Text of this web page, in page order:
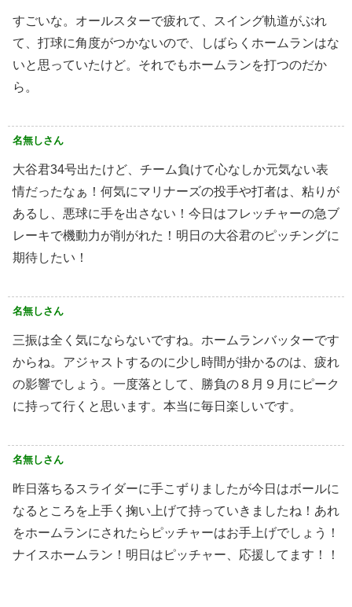
すごいな。オールスターで疲れて、スイング軌道がぶれ
て、打球に角度がつかないので、しばらくホームランはな
いと思っていたけど。それでもホームランを打つのだか
ら。
名無しさん
大谷君34号出たけど、チーム負けて心なしか元気ない表
情だったなぁ！何気にマリナーズの投手や打者は、粘りが
あるし、悪球に手を出さない！今日はフレッチャーの急ブ
レーキで機動力が削がれた！明日の大谷君のピッチングに
期待したい！
名無しさん
三振は全く気にならないですね。ホームランバッターです
からね。アジャストするのに少し時間が掛かるのは、疲れ
の影響でしょう。一度落として、勝負の８月９月にピーク
に持って行くと思います。本当に毎日楽しいです。
名無しさん
昨日落ちるスライダーに手こずりましたが今日はボールに
なるところを上手く掬い上げて持っていきましたね！あれ
をホームランにされたらピッチャーはお手上げでしょう！
ナイスホームラン！明日はピッチャー、応援してます！！